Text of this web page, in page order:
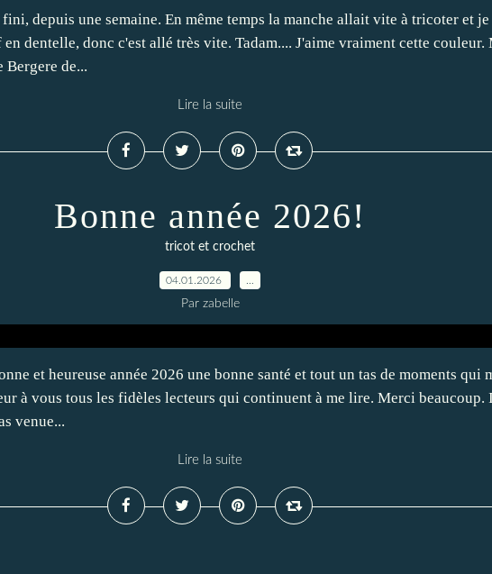
depuis une semaine. En même temps la manche allait vite à tricoter et je
dentelle, donc c'est allé très vite. Tadam.... J'aime vraiment cette couleur.
Bergere de...
Lire la suite
Bonne année 2026!
tricot et crochet
04.01.2026
Par zabelle
et heureuse année 2026 une bonne santé et tout un tas de moments qui
à vous tous les fidèles lecteurs qui continuent à me lire. Merci beaucoup.
venue...
Lire la suite